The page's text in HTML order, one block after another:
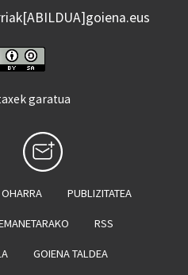
garatua
PUBLIZITATEA
RSS
GOIENA TALDEA